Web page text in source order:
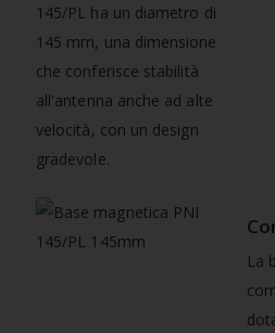
145/PL ha un diametro di
145 mm, una dimensione
che conferisce stabilità
all'antenna anche ad alte
velocità, con un design
gradevole.
La